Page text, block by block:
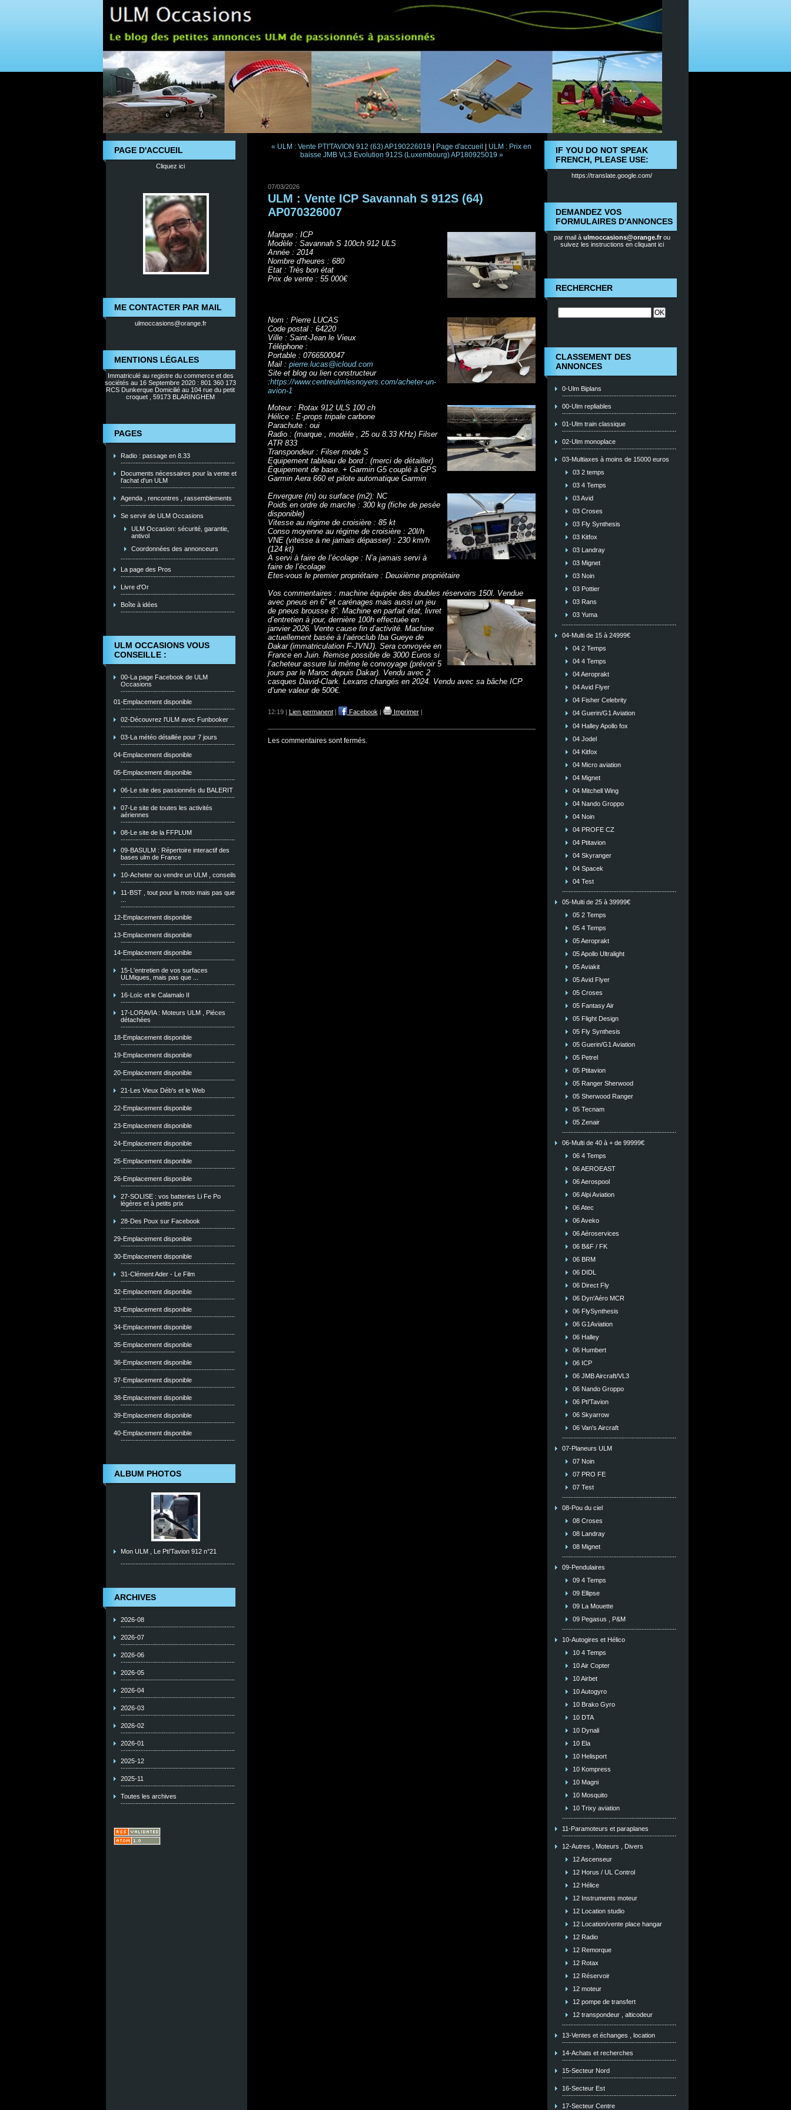
PAGE D'ACCUEIL
Cliquez ici
ME CONTACTER PAR MAIL
ulmoccasions@orange.fr
MENTIONS LÉGALES
Immatriculé au registre du commerce et des
sociétés au 16 Septembre 2020 : 801 360 173
RCS Dunkerque Domicilié au 104 rue du petit
croquet , 59173 BLARINGHEM
PAGES
Radio : passage en 8.33
Documents nécessaires pour la vente et
l'achat d'un ULM
Agenda , rencontres , rassemblements
Se servir de ULM Occasions
ULM Occasion: sécurité, garantie,
antivol
Coordonnées des annonceurs
La page des Pros
Livre d'Or
Boîte à idées
ULM OCCASIONS VOUS
CONSEILLE :
00-La page Facebook de ULM
Occasions
01-Emplacement disponible
02-Découvrez l'ULM avec Funbooker
03-La météo détaillée pour 7 jours
04-Emplacement disponible
05-Emplacement disponible
06-Le site des passionnés du BALERIT
07-Le site de toutes les activités
aériennes
08-Le site de la FFPLUM
09-BASULM : Répertoire interactif des
bases ulm de France
10-Acheter ou vendre un ULM , conseils
11-BST , tout pour la moto mais pas que
12-Emplacement disponible
13-Emplacement disponible
14-Emplacement disponible
15-L'entretien de vos surfaces
ULMiques, mais pas que ...
16-Loïc et le Calamalo II
17-LORAVIA : Moteurs ULM , Piéces
détachées
18-Emplacement disponible
19-Emplacement disponible
20-Emplacement disponible
21-Les Vieux Déb's et le Web
22-Emplacement disponible
23-Emplacement disponible
24-Emplacement disponible
25-Emplacement disponible
26-Emplacement disponible
27-SOLISE : vos batteries Li Fe Po
légères et à petits prix
28-Des Poux sur Facebook
29-Emplacement disponible
30-Emplacement disponible
31-Clément Ader - Le Film
32-Emplacement disponible
33-Emplacement disponible
34-Emplacement disponible
35-Emplacement disponible
36-Emplacement disponible
37-Emplacement disponible
38-Emplacement disponible
39-Emplacement disponible
40-Emplacement disponible
ALBUM PHOTOS
Mon ULM , Le Pti'Tavion 912 n°21
ARCHIVES
2026-08
2026-07
2026-06
2026-05
2026-04
2026-03
2026-02
2026-01
2025-12
2025-11
Toutes les archives
IF YOU DO NOT SPEAK
FRENCH, PLEASE USE:
https://translate.google.com/
DEMANDEZ VOS
FORMULAIRES D'ANNONCES
par mail à ulmoccasions@orange.frou
suivez les instructions en cliquant ici
RECHERCHER
CLASSEMENT DES
ANNONCES
0-Ulm Biplans
00-Ulm repliables
01-Ulm train classique
02-Ulm monoplace
03-Multiaxes à moins de 15000 euros
03 2 temps
03 4 Temps
03 Avid
03 Croses
03 Fly Synthesis
03 Kitfox
03 Landray
03 Mignet
03 Noin
03 Pottier
03 Rans
03 Yuma
04-Multi de 15 à 24999€
04 2 Temps
04 4 Temps
04 Aeroprakt
04 Avid Flyer
04 Fisher Celebrity
04 Guerin/G1 Aviation
04 Halley Apollo fox
04 Jodel
04 Kitfox
04 Micro aviation
04 Mignet
04 Mitchell Wing
04 Nando Groppo
04 Noin
04 PROFE CZ
04 Ptitavion
04 Skyranger
04 Spacek
04 Test
05-Multi de 25 à 39999€
05 2 Temps
05 4 Temps
05 Aeroprakt
05 Apollo Ultralight
05 Aviakit
05 Avid Flyer
05 Croses
05 Fantasy Air
05 Flight Design
05 Fly Synthesis
05 Guerin/G1 Aviation
05 Petrel
05 Ptitavion
05 Ranger Sherwood
05 Sherwood Ranger
05 Tecnam
05 Zenair
06-Multi de 40 à + de 99999€
06 4 Temps
06 AEROEAST
06 Aerospool
06 Alpi Aviation
06 Atec
06 Aveko
06 Aéroservices
06 B&F / FK
06 BRM
06 DIDL
06 Direct Fly
06 Dyn'Aéro MCR
06 FlySynthesis
06 G1Aviation
06 Halley
06 Humbert
06 ICP
06 JMB Aircraft/VL3
06 Nando Groppo
06 Pti'Tavion
06 Skyarrow
06 Van's Aircraft
07-Planeurs ULM
07 Noin
07 PRO FE
07 Test
08-Pou du ciel
08 Croses
08 Landray
08 Mignet
09-Pendulaires
09 4 Temps
09 Ellipse
09 La Mouette
09 Pegasus , P&M
10-Autogires et Hélico
10 4 Temps
10 Air Copter
10 Airbet
10 Autogyro
10 Brako Gyro
10 DTA
10 Dynali
10 Ela
10 Helisport
10 Kompress
10 Magni
10 Mosquito
10 Trixy aviation
11-Paramoteurs et paraplanes
12-Autres , Moteurs , Divers
12 Ascenseur
12 Horus / UL Control
12 Hélice
12 Instruments moteur
12 Location studio
12 Location/vente place hangar
12 Radio
12 Remorque
12 Rotax
12 Réservoir
12 moteur
12 pompe de transfert
12 transpondeur , alticodeur
13-Ventes et échanges , location
14-Achats et recherches
15-Secteur Nord
16-Secteur Est
17-Secteur Centre
« ULM : Vente PTI'TAVION 912 (63) AP190226019 Page d'accueil
ULM : Prix en
baisse JMB VL3 Evolution 912S (Luxembourg) AP180925019 »
07/03/2026
ULM : Vente ICP Savannah S 912S (64)
AP070326007
Marque : ICP
Modèle : Savannah S 100ch 912 ULS
Année : 2014
Nombre d'heures : 680
Etat : Très bon état
Prix de vente : 55 000€
Nom : Pierre LUCAS
Code postal : 64220
Ville : Saint-Jean le Vieux
Téléphone :
Portable : 0766500047
Mail : pierre.lucas@icloud.com
Site et blog ou lien constructeur
:https://www.centreulmlesnoyers.com/acheter-un-
avion-1
Moteur : Rotax 912 ULS 100 ch
Hélice : E-props tripale carbone
Parachute : oui
Radio : (marque , modèle , 25 ou 8.33 KHz) Filser
ATR 833
Transpondeur : Filser mode S
Equipement tableau de bord : (merci de détailler)
Équipement de base. + Garmin G5 couplé à GPS
Garmin Aera 660 et pilote automatique Garmin
Envergure (m) ou surface (m2): NC
Poids en ordre de marche : 300 kg (fiche de pesée
disponible)
Vitesse au régime de croisière : 85 kt
Conso moyenne au régime de croisière : 20l/h
VNE (vitesse à ne jamais dépasser) : 230 km/h
(124 kt)
A servi à faire de l’écolage : N’a jamais servi à
faire de l’écolage
Etes-vous le premier propriétaire : Deuxième propriétaire
Vos commentaires : machine équipée des doubles réservoirs 150l. Vendue
avec pneus en 6” et carénages mais aussi un jeu
de pneus brousse 8”. Machine en parfait état, livret
d’entretien à jour, dernière 100h effectuée en
janvier 2026. Vente cause fin d’activité. Machine
actuellement basée à l’aéroclub Iba Gueye de
Dakar (immatriculation F-JVNJ). Sera convoyée en
France en Juin. Remise possible de 3000 Euros si
l’acheteur assure lui même le convoyage (prévoir 5
jours par le Maroc depuis Dakar). Vendu avec 2
casques David-Clark. Lexans changés en 2024. Vendu avec sa bâche ICP
d’une valeur de 500€.
12:19 | Lien permanent| Facebook | Imprimer|
Les commentaires sont fermés.